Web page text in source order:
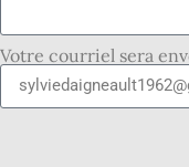
Votre courriel sera